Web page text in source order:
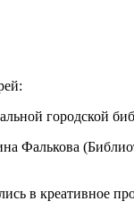
городской
Фалькова
в креативное